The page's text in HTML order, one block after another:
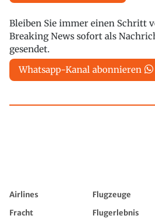
Bleiben Sie immer einen Schritt
Breaking News sofort als
gesendet.
Whatsapp-Kanal abonnieren
Airlines Flugzeuge
Fracht
Flugerlebnis